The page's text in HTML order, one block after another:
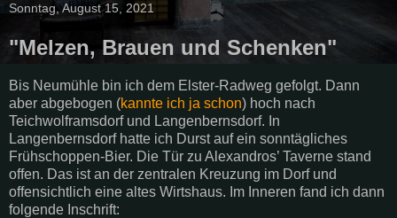
Sonntag, August 15, 2021
"Melzen, Brauen und Schenken"
Bis Neumühle bin ich dem Elster-Radweg gefolgt. Dann
aber abgebogen (kannte ich ja schon) hoch nach
Teichwolframsdorf und Langenbernsdorf. In
Langenbernsdorf hatte ich Durst auf ein sonntägliches
Frühschoppen-Bier. Die Tür zu Alexandros’ Taverne stand
offen. Das ist an der zentralen Kreuzung im Dorf und
offensichtlich eine altes Wirtshaus. Im Inneren fand ich dann
folgende Inschrift: